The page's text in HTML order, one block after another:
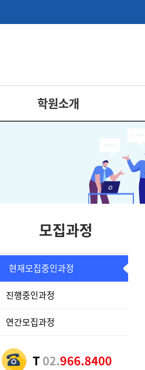
학원소개
모집과정
현재모집중인과정
진행중인과정
연간모집과정